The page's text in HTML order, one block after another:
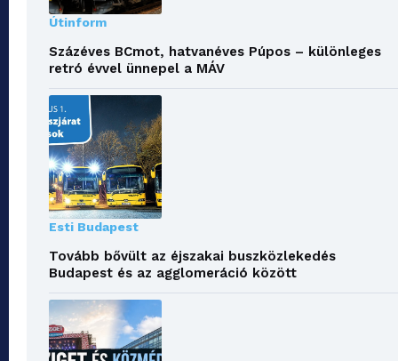
Útinform
Százéves BCmot, hatvanéves Púpos – különleges
retró évvel ünnepel a MÁV
Esti Budapest
Tovább bővült az éjszakai buszközlekedés
Budapest és az agglomeráció között